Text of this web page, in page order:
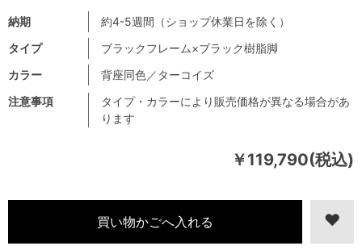
￥119,790(税込)
注意事項
タイプ・カラーにより販売価格が異なる場合があ
ります
納期
約4-5週間（ショップ休業日を除く）
タイプ
ブラックフレーム×ブラック樹脂脚
カラー
背座同色／ターコイズ